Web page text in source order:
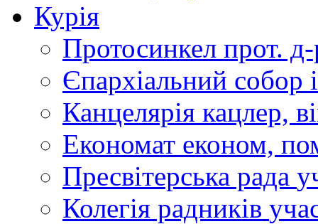
Курія
Протосинкел прот.
Єпархіальний собор
Канцелярія кацлер,
Економат економ,
Пресвітерська рада
Колегія радників